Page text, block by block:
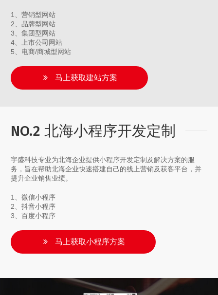
1、营销型网站
2、品牌型网站
3、集团型网站
4、上市公司网站
5、电商/商城型网站
马上获取建站方案
NO.2 北海小程序开发定制
宇盛科技专业为北海企业提供小程序开发定制及解决方案的服
务，旨在帮助北海企业快速搭建自己的线上营销及获客平台，并
提升企业销售业绩。
1、微信小程序
2、抖音小程序
3、百度小程序
马上获取小程序方案